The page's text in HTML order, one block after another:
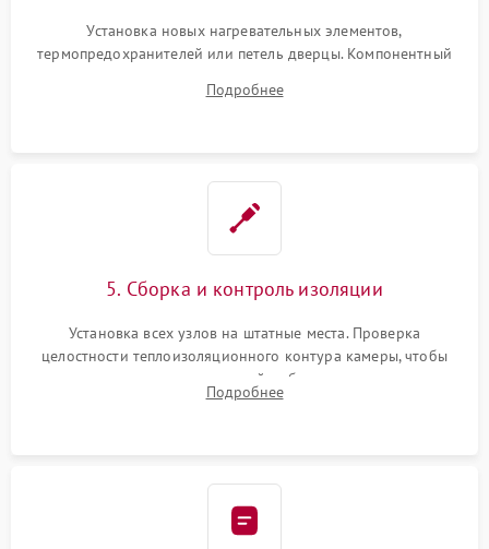
Установка новых нагревательных элементов,
термопредохранителей или петель дверцы. Компонентный
выгоревших реле, восстановление контактов и замена
Подробнее
5. Сборка и контроль изоляции
Установка всех узлов на штатные места. Проверка
целостности теплоизоляционного контура камеры, чтобы
исключить перегрев кухонной мебели и потерю тепла.
Надежная фиксация клемм и сборка корпуса шкафа.
Подробнее